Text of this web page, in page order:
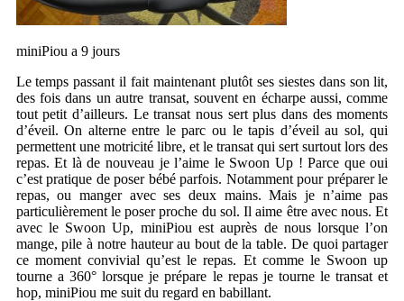
miniPiou a 9 jours
Le temps passant il fait maintenant plutôt ses siestes dans son lit,
des fois dans un autre transat, souvent en écharpe aussi, comme
tout petit d’ailleurs. Le transat nous sert plus dans des moments
d’éveil. On alterne entre le parc ou le tapis d’éveil au sol, qui
permettent une motricité libre, et le transat qui sert surtout lors des
repas. Et là de nouveau je l’aime le Swoon Up ! Parce que oui
c’est pratique de poser bébé parfois. Notamment pour préparer le
repas, ou manger avec ses deux mains. Mais je n’aime pas
particulièrement le poser proche du sol. Il aime être avec nous. Et
avec le Swoon Up, miniPiou est auprès de nous lorsque l’on
mange, pile à notre hauteur au bout de la table. De quoi partager
ce moment convivial qu’est le repas. Et comme le Swoon up
tourne a 360° lorsque je prépare le repas je tourne le transat et
hop, miniPiou me suit du regard en babillant.